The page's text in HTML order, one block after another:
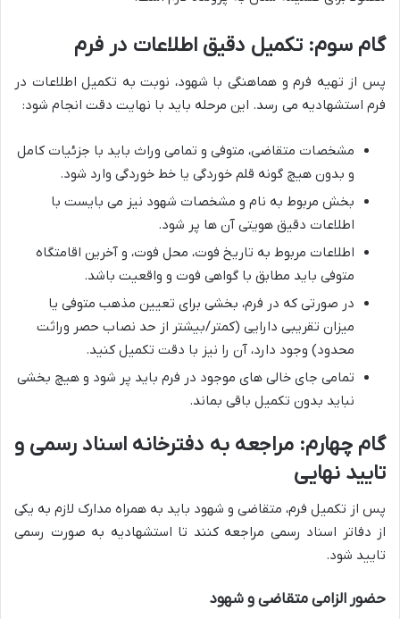
گام سوم: تکمیل دقیق اطلاعات در فرم
پس از تهیه فرم و هماهنگی با شهود، نوبت به تکمیل اطلاعات در
فرم استشهادیه می رسد. این مرحله باید با نهایت دقت انجام شود:
مشخصات متقاضی، متوفی و تمامی وراث باید با جزئیات کامل
و بدون هیچ گونه قلم خوردگی یا خط خوردگی وارد شود.
بخش مربوط به نام و مشخصات شهود نیز می بایست با
اطلاعات دقیق هویتی آن ها پر شود.
اطلاعات مربوط به تاریخ فوت، محل فوت، و آخرین اقامتگاه
متوفی باید مطابق با گواهی فوت و واقعیت باشد.
در صورتی که در فرم، بخشی برای تعیین مذهب متوفی یا
میزان تقریبی دارایی (کمتر/بیشتر از حد نصاب حصر وراثت
محدود) وجود دارد، آن را نیز با دقت تکمیل کنید.
تمامی جای خالی های موجود در فرم باید پر شود و هیچ بخشی
نباید بدون تکمیل باقی بماند.
گام چهارم: مراجعه به دفترخانه اسناد رسمی و
تایید نهایی
پس از تکمیل فرم، متقاضی و شهود باید به همراه مدارک لازم به یکی
از دفاتر اسناد رسمی مراجعه کنند تا استشهادیه به صورت رسمی
تایید شود.
حضور الزامی متقاضی و شهود